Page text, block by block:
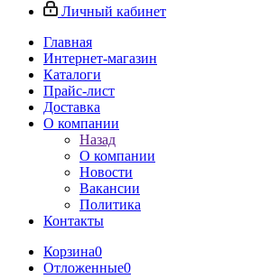
Личный кабинет
Главная
Интернет-магазин
Каталоги
Прайс-лист
Доставка
О компании
Назад
О компании
Новости
Вакансии
Политика
Контакты
Корзина0
Отложенные0